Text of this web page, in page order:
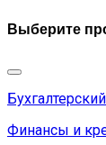
Выберите
Финансы и